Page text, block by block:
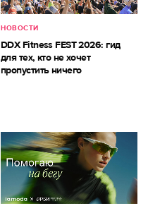
НОВОСТИ
DDX Fitness FEST 2026: гид
для тех, кто не хочет
пропустить ничего